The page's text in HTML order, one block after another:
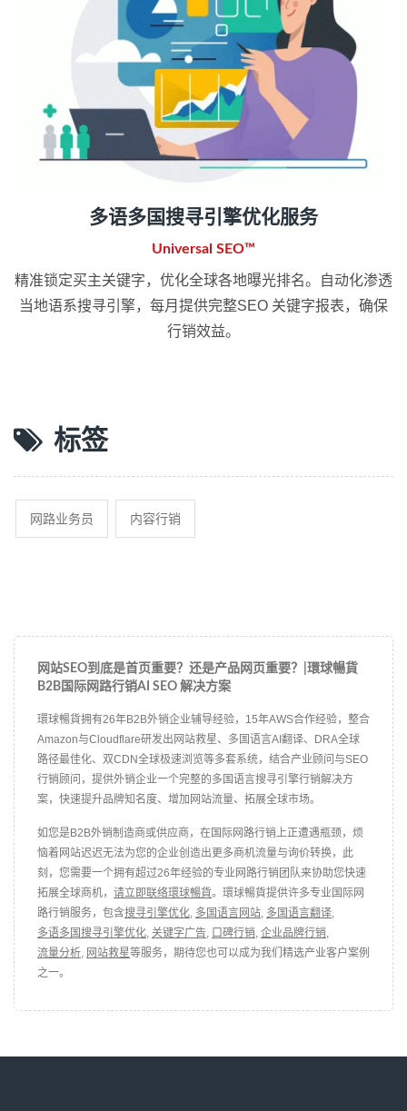
多语多国搜寻引擎优化服务
Universal SEO™
精准锁定买主关键字，优化全球各地曝光排名。自动化渗透
当地语系搜寻引擎，每月提供完整SEO 关键字报表，确保
行销效益。
标签
网路业务员 内容行销
网站SEO到底是首页重要？还是产品网页重要？|環球暢貨
B2B国际网路行销AI SEO 解决方案
環球暢貨拥有26年B2B外销企业辅导经验，15年AWS合作经验，整合
Amazon与Cloudflare研发出网站救星、多国语言AI翻译、DRA全球
路径最佳化、双CDN全球极速浏览等多套系统，结合产业顾问与SEO
行销顾问，提供外销企业一个完整的多国语言搜寻引擎行销解决方
案，快速提升品牌知名度、增加网站流量、拓展全球市场。
如您是B2B外销制造商或供应商，在国际网路行销上正遭遇瓶颈，烦
恼着网站迟迟无法为您的企业创造出更多商机流量与询价转换，此
刻，您需要一个拥有超过26年经验的专业网路行销团队来协助您快速
拓展全球商机， 请立即联络環球暢貨。環球暢貨提供许多专业国际网
路行销服务，包含搜寻引擎优化, 多国语言网站, 多国语言翻译,
多语多国搜寻引擎优化, 关键字广告, 口碑行销, 企业品牌行销,
流量分析, 网站救星等服务，期待您也可以成为我们精选产业客户案例
之一。